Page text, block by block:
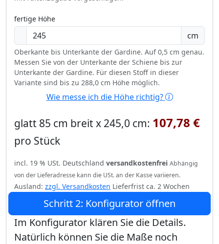
fertige Höhe
cm
Oberkante bis Unterkante der Gardine. Auf 0,5 cm genau.
Messen Sie von der Unterkante der Schiene bis zur
Unterkante der Gardine. Für diesen Stoff in dieser
Variante sind bis zu 288,0 cm Höhe möglich.
Wie messe ich die Höhe richtig?
glatt 85 cm breit x 245,0 cm: 107,78 €
pro Stück
incl. 19 % USt. Deutschland versandkostenfrei Abhängig
von der Lieferadresse kann die USt. an der Kasse variieren.
Ausland: zzgl. Versandkosten Lieferfrist ca. 2 Wochen
Schritt 2: Konfigurator öffnen
Im Konfigurator klären Sie die Details.
Natürlich können Sie die Maße noch